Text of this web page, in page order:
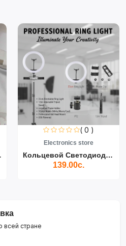
( 0 )
Electronics store
Кольцевой Светодиодный Св...
139.00с.
всей стране